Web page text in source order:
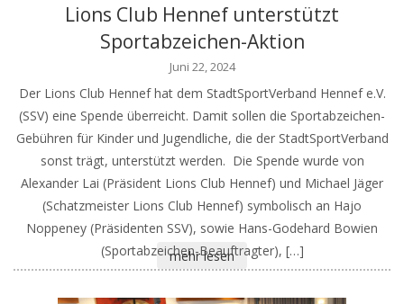
Lions Club Hennef unterstützt
Sportabzeichen-Aktion
Juni 22, 2024
Der Lions Club Hennef hat dem StadtSportVerband Hennef e.V.
(SSV) eine Spende überreicht. Damit sollen die Sportabzeichen-
Gebühren für Kinder und Jugendliche, die der StadtSportVerband
sonst trägt, unterstützt werden. Die Spende wurde von
Alexander Lai (Präsident Lions Club Hennef) und Michael Jäger
(Schatzmeister Lions Club Hennef) symbolisch an Hajo
Noppeney (Präsidenten SSV), sowie Hans-Godehard Bowien
(Sportabzeichen-Beauftragter), […]
mehr lesen